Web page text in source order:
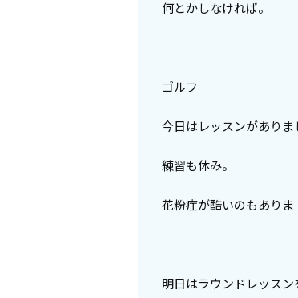
何とかしなければ。
ゴルフ
今日はレッスンがありま
練習も休み。
花粉症が酷いのもありま
明日はラウンドレッスン